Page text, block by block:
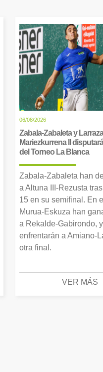
06/08/2026
Zabala-Zabaleta y
Mariezkurrena II
del Torneo La Blanca
Zabala-Zabaleta han
a Altuna III-Rezusta
15 en su semifinal. En
Murua-Eskuza han
a Rekalde-Gabirondo,
enfrentarán a Amiano-
otra final.
VER MÁS